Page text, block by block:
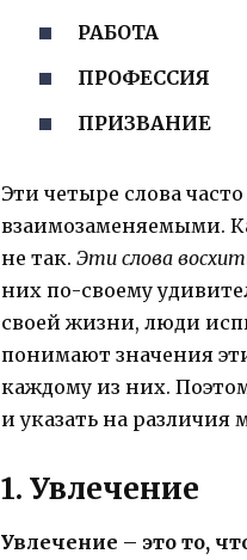
РАБОТА
ПРОФЕССИЯ
ПРИЗВАНИЕ
Эти четыре слова
взаимозаменяемыми.
не так. Эти слова
них по-своему
своей жизни, люди
понимают значения
каждому из них.
и указать на различия
1. Увлечение
Увлечение – это то,